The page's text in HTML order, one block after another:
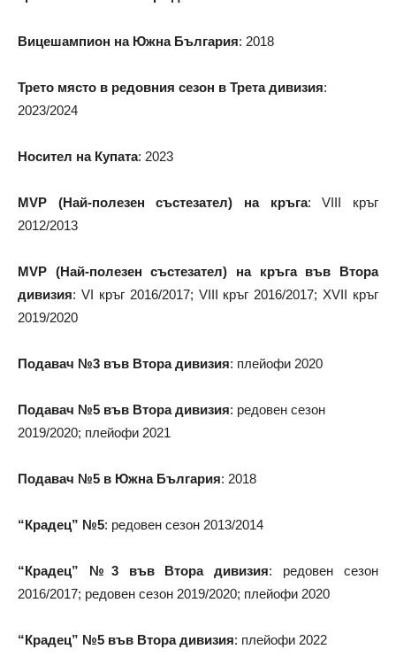
Вицешампион на Южна България: 2018
Трето място в редовния сезон в Трета дивизия:
2023/2024
Носител на Купата: 2023
MVP (Най-полезен състезател) на кръга: VIII кръг
2012/2013
MVP (Най-полезен състезател) на кръга във Втора
дивизия: VI кръг 2016/2017; VIII кръг 2016/2017; XVII кръг
2019/2020
Подавач №3 във Втора дивизия: плейофи 2020
Подавач №5 във Втора дивизия: редовен сезон
2019/2020; плейофи 2021
Подавач №5 в Южна България: 2018
“Крадец” №5: редовен сезон 2013/2014
“Крадец” №3 във Втора дивизия: редовен сезон
2016/2017; редовен сезон 2019/2020; плейофи 2020
“Крадец” №5 във Втора дивизия: плейофи 2022